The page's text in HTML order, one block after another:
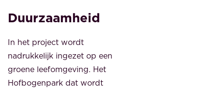
Duurzaamheid
In het project wordt
nadrukkelijk ingezet op een
groene leefomgeving. Het
Hofbogenpark dat wordt